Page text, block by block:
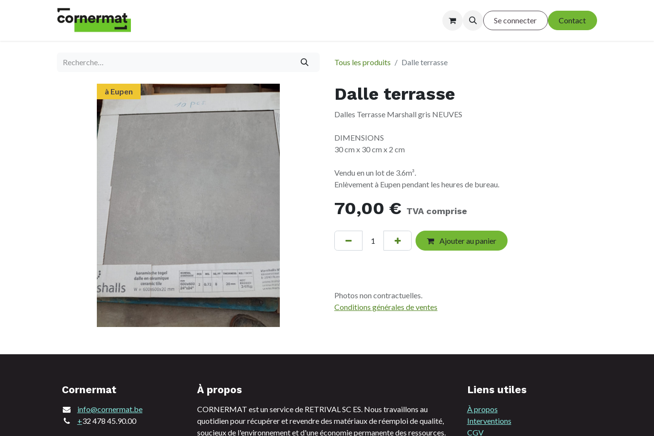
Se connecter Contact
Tous les produits Dalle terrasse
à Eupen Dalle terrasse
Dalles Terrasse Marshall gris NEUVES
DIMENSIONS
30 cm x 30 cm x 2 cm
Vendu en un lot de 3.6m³.
Enlèvement à Eupen pendant les heures de bureau.
70,00 € TVA comprise
Ajouter au panier
Photos non contractuelles.
Conditions générales de ventes
Cornermat
info@cornermat.be
+32 478 45.90.00
À propos
CORNERMAT est un service de RETRIVAL SC ES. Nous travaillons au
quotidien pour récupérer et revendre des matériaux de réemploi de qualité,
soucieux de l'environnement et d'une économie permanente des ressources.
Liens utiles
À propos
Interventions
CGV